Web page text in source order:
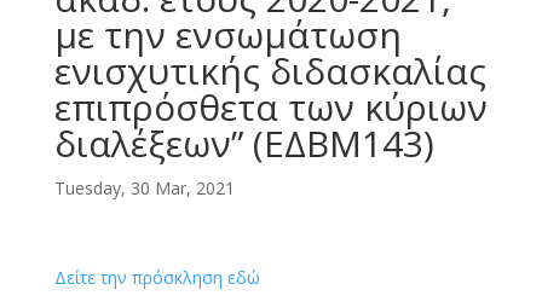
με την ενσωμάτωση
ενισχυτικής διδασκαλίας
επιπρόσθετα των κύριων
διαλέξεων” (ΕΔΒΜ143)
Tuesday, 30 Mar, 2021
Δείτε την πρόσκληση εδώ